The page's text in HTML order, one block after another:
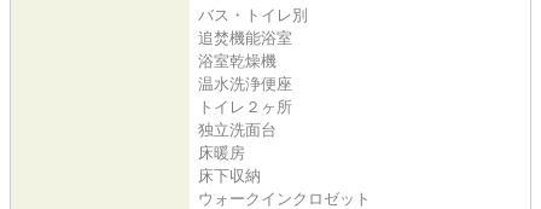
バス・トイレ別
追焚機能浴室
浴室乾燥機
温水洗浄便座
トイレ２ヶ所
独立洗面台
床暖房
床下収納
ウォークインクロゼット